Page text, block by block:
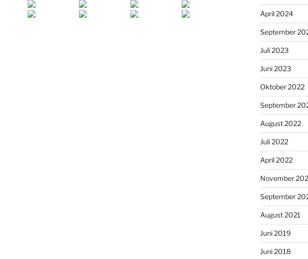
April 2024
September
Juli 2023
Juni 2023
Oktober 2022
September
August 2022
Juli 2022
April 2022
November
September
August 2021
Juni 2019
Juni 2018